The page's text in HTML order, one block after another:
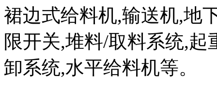
裙边式给料机,输送机,地
限开关,堆料/取料系统,
卸系统,水平给料机等。